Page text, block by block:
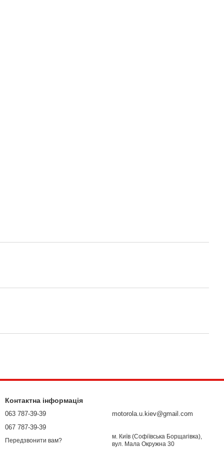
Контактна інформація
063 787-39-39
067 787-39-39
Передзвонити вам?
motorola.u.kiev@gmail.com
м. Київ (Софіївська Борщагівка),
вул. Мала Окружна 30